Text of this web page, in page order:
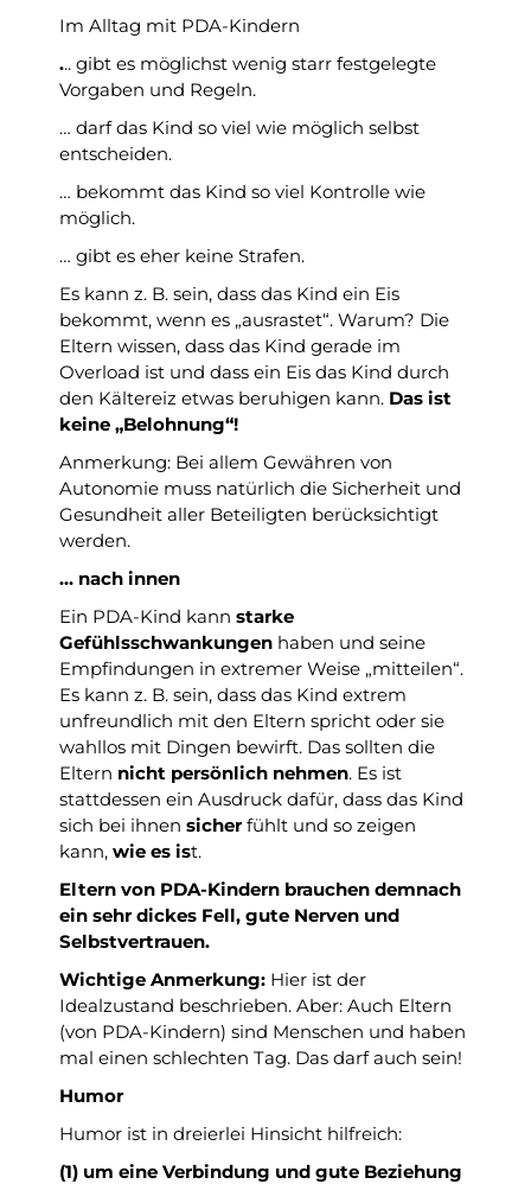
Im Alltag mit PDA-Kindern
... gibt es möglichst wenig starr festgelegte
Vorgaben und Regeln.
… darf das Kind so viel wie möglich selbst
entscheiden.
… bekommt das Kind so viel Kontrolle wie
möglich.
… gibt es eher keine Strafen.
Es kann z. B. sein, dass das Kind ein Eis
bekommt, wenn es „ausrastet“. Warum? Die
Eltern wissen, dass das Kind gerade im
Overload ist und dass ein Eis das Kind durch
den Kältereiz etwas beruhigen kann. Das ist
keine „Belohnung“!
Anmerkung: Bei allem Gewähren von
Autonomie muss natürlich die Sicherheit und
Gesundheit aller Beteiligten berücksichtigt
werden.
… nach innen
Ein PDA-Kind kann starke
Gefühlsschwankungen haben und seine
Empfindungen in extremer Weise „mitteilen“.
Es kann z. B. sein, dass das Kind extrem
unfreundlich mit den Eltern spricht oder sie
wahllos mit Dingen bewirft. Das sollten die
Eltern nicht persönlich nehmen. Es ist
stattdessen ein Ausdruck dafür, dass das Kind
sich bei ihnen sicherfühlt und so zeigen
kann, wie es ist.
Eltern von PDA-Kindern brauchen demnach
ein sehr dickes Fell, gute Nerven und
Selbstvertrauen.
Wichtige Anmerkung: Hier ist der
Idealzustand beschrieben. Aber: Auch Eltern
(von PDA-Kindern) sind Menschen und haben
mal einen schlechten Tag. Das darf auch sein!
Humor
Humor ist in dreierlei Hinsicht hilfreich:
(1) um eine Verbindung und gute Beziehung